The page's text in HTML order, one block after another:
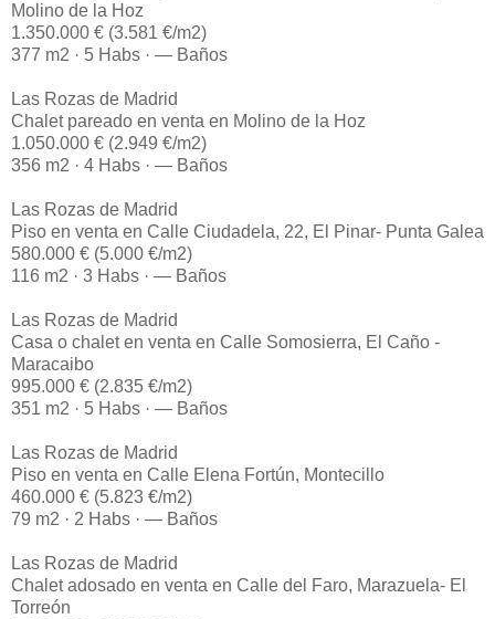
Molino de la Hoz
1.350.000 € (3.581 €/m2)
377 m2 · 5 Habs · — Baños
Las Rozas de Madrid
Chalet pareado en venta en Molino de la Hoz
1.050.000 € (2.949 €/m2)
356 m2 · 4 Habs · — Baños
Las Rozas de Madrid
Piso en venta en Calle Ciudadela, 22, El Pinar- Punta Galea
580.000 € (5.000 €/m2)
116 m2 · 3 Habs · — Baños
Las Rozas de Madrid
Casa o chalet en venta en Calle Somosierra, El Caño -
Maracaibo
995.000 € (2.835 €/m2)
351 m2 · 5 Habs · — Baños
Las Rozas de Madrid
Piso en venta en Calle Elena Fortún, Montecillo
460.000 € (5.823 €/m2)
79 m2 · 2 Habs · — Baños
Las Rozas de Madrid
Chalet adosado en venta en Calle del Faro, Marazuela- El
Torreón